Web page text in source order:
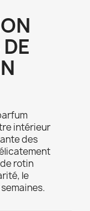
intérieur
des
rotin
le